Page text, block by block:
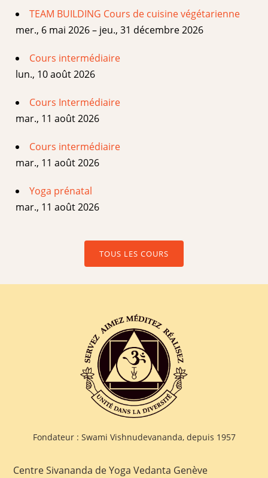
TEAM BUILDING Cours de cuisine végétarienne
mer., 6 mai 2026 – jeu., 31 décembre 2026
Cours intermédiaire
lun., 10 août 2026
Cours Intermédiaire
mar., 11 août 2026
Cours intermédiaire
mar., 11 août 2026
Yoga prénatal
mar., 11 août 2026
TOUS LES COURS
Fondateur : Swami Vishnudevananda, depuis 1957
Centre Sivananda de Yoga Vedanta Genève